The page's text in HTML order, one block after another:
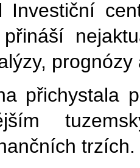
Investiční
přichystala
trzích.